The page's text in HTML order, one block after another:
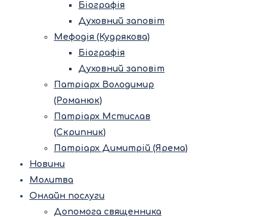
Біографія
Духовний заповіт
Мефодія (Кудрякова)
Біографія
Духовний заповіт
Патріарх Володимир
(Романюк)
Патріарх Мстислав
(Скрипник)
Патріарх Димитрій (Ярема)
Новини
Молитва
Онлайн послуги
Допомога священника